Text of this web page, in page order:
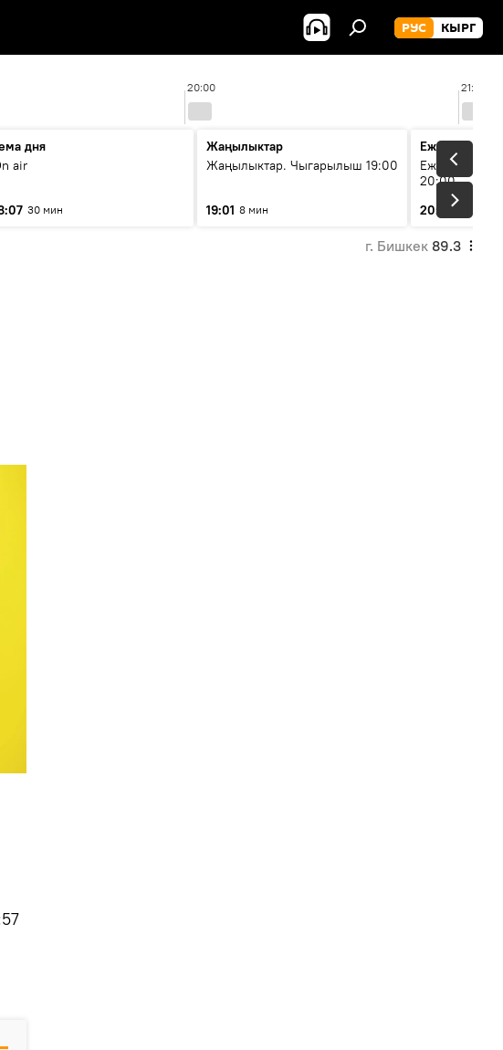
РУС КЫРГ
20:00 21:00
дня
air
30 мин
Жаңылыктар
Жаңылыктар. Чыгарылыш 19:00
19:01 8 мин
Ежедневные
Ежедневные
20:00
20:01
г. Бишкек 89.3